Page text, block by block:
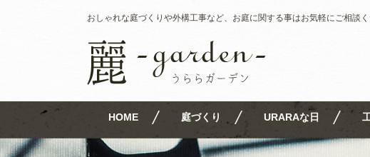
おしゃれな庭づくりや外構工事など、お庭に関する事はお気軽にご相談く
HOME 庭づくり URARAな日